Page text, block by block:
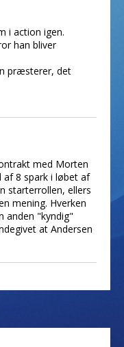
i action igen.
han bliver
præsterer, det
med Morten
8 spark i løbet af
starterrollen, ellers
mening. Hverken
anden "kyndig"
at Andersen